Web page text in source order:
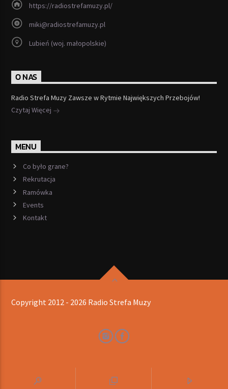
https://radiostrefamuzy.pl/
miki@radiostrefamuzy.pl
Lubień (woj. małopolskie)
O NAS
Radio Strefa Muzy Zawsze w Rytmie Największych Przebojów!
Czytaj Więcej
MENU
Co było grane?
Rekrutacja
Ramówka
Events
Kontakt
Copyright 2012 - 2026 Radio Strefa Muzy